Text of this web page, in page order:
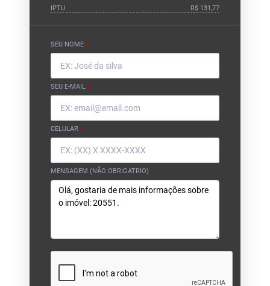
IPTU R$ 131,77
SEU NOME *
SEU E-MAIL *
CELULAR *
MENSAGEM (NÃO OBRIGATRIO)